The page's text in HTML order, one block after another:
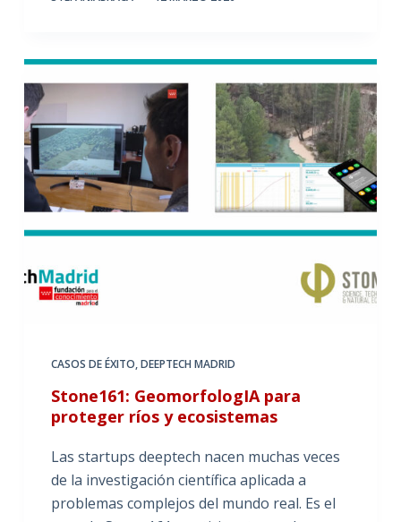
CASOS DE ÉXITO,DEEPTECH MADRID
Stone161: GeomorfologIA para
proteger ríos y ecosistemas
Las startups deeptech nacen muchas veces
de la investigación científica aplicada a
problemas complejos del mundo real. Es el